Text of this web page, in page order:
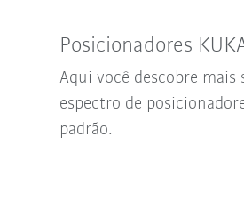
Posicionadores
Aqui você descobre mais
espectro de
padrão.